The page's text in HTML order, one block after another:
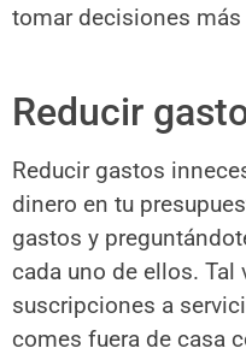
tomar decisiones
Reducir
Reducir gastos
dinero en tu
gastos y
cada uno de ellos. Tal
suscripciones a
comes fuera de casa